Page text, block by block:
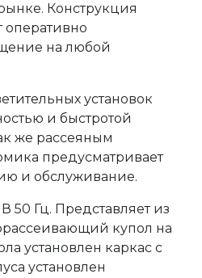
Конструкция
оперативно
на любой
установок
и быстротой
же рассеяным
предусматривает
и обслуживание.
50 Гц. Представляет из
купол на
установлен каркас с
установлен